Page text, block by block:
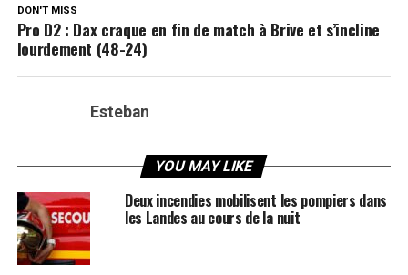
DON'T MISS
Pro D2 : Dax craque en fin de match à Brive et s’incline
lourdement (48-24)
Esteban
YOU MAY LIKE
Deux incendies mobilisent les pompiers dans
les Landes au cours de la nuit